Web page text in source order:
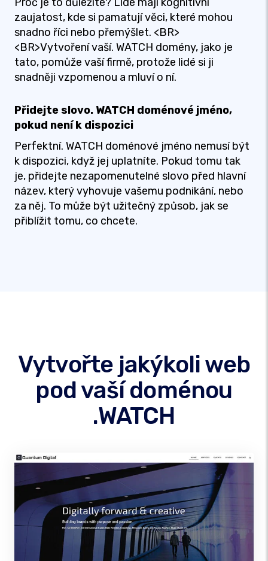
zaujatost, kde si pamatují věci, které mohou
snadno říci nebo přemýšlet. <BR>
<BR>Vytvoření vaší. WATCH domény, jako je
tato, pomůže vaší firmě, protože lidé si ji
snadněji vzpomenou a mluví o ní.
Přidejte slovo. WATCH doménové jméno,
pokud není k dispozici
Perfektní. WATCH doménové jméno nemusí být
k dispozici, když jej uplatníte. Pokud tomu tak
je, přidejte nezapomenutelné slovo před hlavní
název, který vyhovuje vašemu podnikání, nebo
za něj. To může být užitečný způsob, jak se
přiblížit tomu, co chcete.
Vytvořte jakýkoli web
pod vaší doménou
.WATCH